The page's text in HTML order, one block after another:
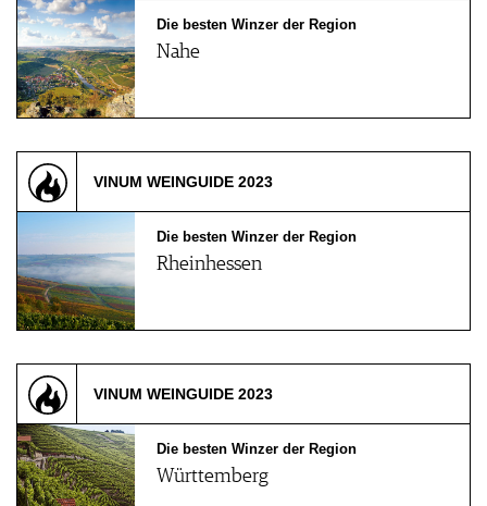
Die besten Winzer der Region
Nahe
VINUM WEINGUIDE 2023
Die besten Winzer der Region
Rheinhessen
VINUM WEINGUIDE 2023
Die besten Winzer der Region
Württemberg